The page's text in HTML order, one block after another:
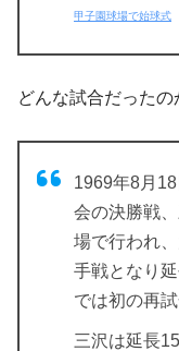
甲子園球場で始球式
どんな試合だったの
1969年8月
会の決勝戦
場で行われ
手戦となり
では初の再試
三沢は延長